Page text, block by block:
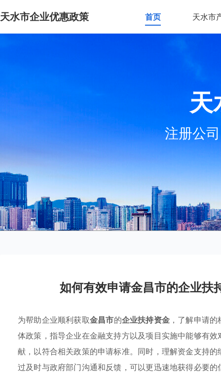
天水市企业优惠政策 首页 天水市
天
注册公
如何有效申请金昌市的企业扶
为帮助企业顺利获取金昌市的企业扶持资金，了解申请的
体政策，指导企业在金融支持方以及项目实施中能够有
献，以符合相关政策的申请标准。同时，理解资金支持
过及时与政府部门沟通和反馈，可以更迅速地获得必要